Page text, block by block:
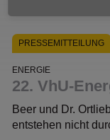
PRESSEMITTEILUNG
ENERGIE
22. VhU-
Beer und Dr.
entstehen nicht